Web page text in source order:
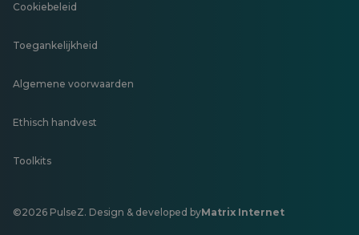
Cookiebeleid
Toegankelijkheid
Algemene voorwaarden
Ethisch handvest
Toolkits
©2026 PulseZ. Design & developed byMatrix Internet
Opent